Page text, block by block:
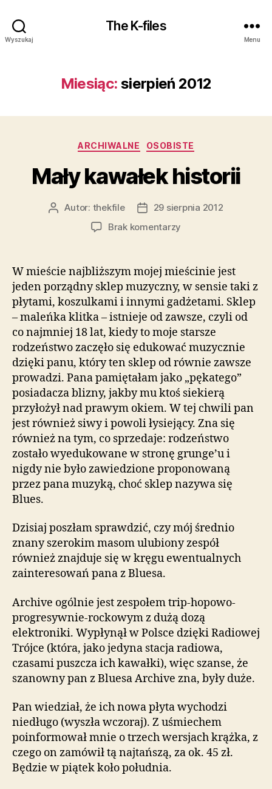
Wyszukaj
The K-files
Menu
Miesiąc: sierpień 2012
Kategorie
ARCHIWALNE OSOBISTE
Mały kawałek historii
AutorAutor: thekfile
Data29 sierpnia 2012
Brak komentarzy
historii
W mieście najbliższym mojej mieścinie jest
jeden porządny sklep muzyczny, w sensie taki z
płytami, koszulkami i innymi gadżetami. Sklep
– maleńka klitka – istnieje od zawsze, czyli od
co najmniej 18 lat, kiedy to moje starsze
rodzeństwo zaczęło się edukować muzycznie
dzięki panu, który ten sklep od równie zawsze
prowadzi. Pana pamiętałam jako „pękatego”
posiadacza blizny, jakby mu ktoś siekierą
przyłożył nad prawym okiem. W tej chwili pan
jest również siwy i powoli łysiejący. Zna się
również na tym, co sprzedaje: rodzeństwo
zostało wyedukowane w stronę grunge’u i
nigdy nie było zawiedzione proponowaną
przez pana muzyką, choć sklep nazywa się
Blues.
Dzisiaj poszłam sprawdzić, czy mój średnio
znany szerokim masom ulubiony zespół
również znajduje się w kręgu ewentualnych
zainteresowań pana z Bluesa.
Archive ogólnie jest zespołem trip-hopowo-
progresywnie-rockowym z dużą dozą
elektroniki. Wypłynął w Polsce dzięki Radiowej
Trójce (która, jako jedyna stacja radiowa,
czasami puszcza ich kawałki), więc szanse, że
szanowny pan z Bluesa Archive zna, były duże.
Pan wiedział, że ich nowa płyta wychodzi
niedługo (wyszła wczoraj). Z uśmiechem
poinformował mnie o trzech wersjach krążka, z
czego on zamówił tą najtańszą, za ok. 45 zł.
Będzie w piątek koło południa.